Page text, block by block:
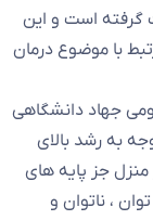
گرفته است و این
با موضوع درمان
جهاد دانشگاهی
به رشد بالای
جز پایه های
، ناتوان و